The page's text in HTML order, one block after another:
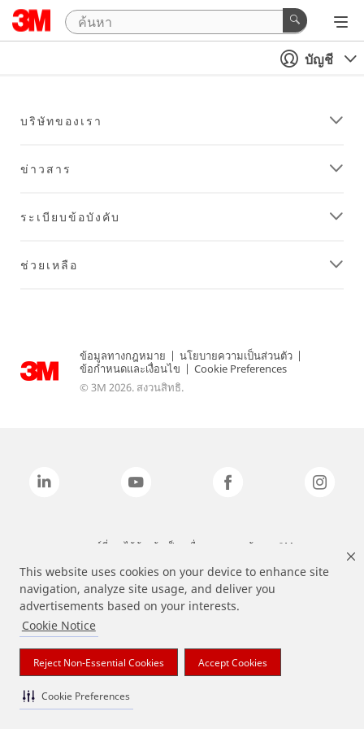
This website uses cookies on your device to enhance site
navigation, analyze site usage, and deliver you
advertisements based on your interests.
Cookie Notice
Reject Non-Essential Cookies Accept Cookies
Cookie Preferences
บัญชี
บริษัทของเรา
ข่าวสาร
ระเบียบข้อบังคับ
ช่วยเหลือ
ข้อมูลทางกฎหมาย | นโยบายความเป็นส่วนตัว |
ข้อกำหนดและเงื่อนไข | Cookie Preferences
© 3M 2026. สงวนสิทธิ.
แบรนด์ที่ระบุไว้ข้างต้นเป็นเครื่องหมายการค้าของ 3M